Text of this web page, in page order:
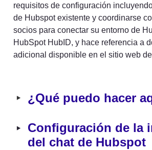
requisitos de configuración
de Hubspot existente y coordinarse
socios para conectar su entorno de
HubSpot HubID, y hace referencia a
adicional disponible en el sitio web
‣ ¿Qué puedo hacer
‣ Configuración de la
del chat de Hubspot